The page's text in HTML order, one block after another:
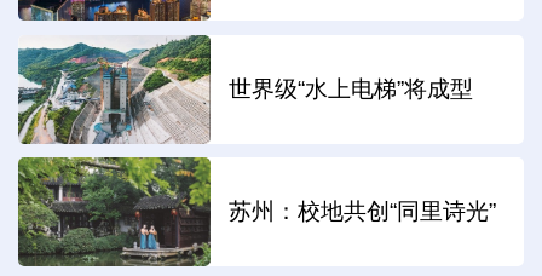
世界级“水上电梯”将成型
苏州：校地共创“同里诗光”